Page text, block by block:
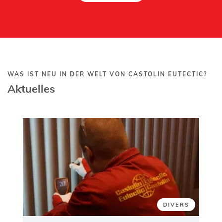
WAS IST NEU IN DER WELT VON CASTOLIN EUTECTIC?
Aktuelles
DIVERS